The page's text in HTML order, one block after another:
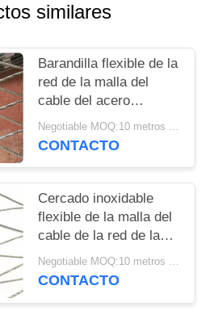
similares
Barandilla flexible de la
red de la malla del
cable del acero
inoxidable 316 para los
puertos deportivos
Negotiable MOQ:10 metros cuadrados
CONTACTO
Cercado inoxidable
flexible de la malla del
cable de la red de la
cuerda de acero de la
forma 7x7 del diamante
Negotiable MOQ:10 metros cuadrados
CONTACTO